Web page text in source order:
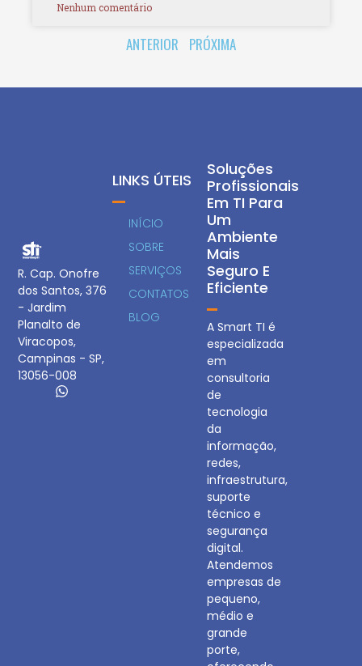
Nenhum comentário
ANTERIOR PRÓXIMA
R. Cap. Onofre
dos Santos, 376
- Jardim
Planalto de
Viracopos,
Campinas - SP,
13056-008
Soluções
Profissionais
Em TI Para
Um
Ambiente
Mais
Seguro E
Eficiente
A Smart TI é
especializada
em
consultoria
de
tecnologia
da
informação,
redes,
infraestrutura,
suporte
técnico e
segurança
digital.
Atendemos
empresas de
pequeno,
médio e
grande
porte,
LINKS ÚTEIS
INÍCIO
SOBRE
SERVIÇOS
CONTATOS
BLOG